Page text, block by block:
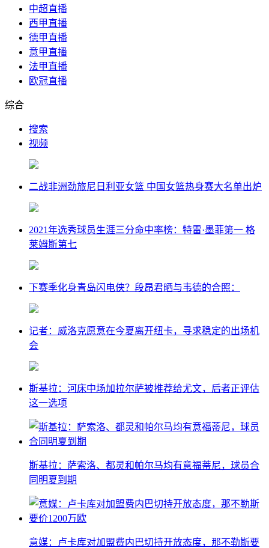
中超直播
西甲直播
德甲直播
意甲直播
法甲直播
欧冠直播
综合
搜索
视频
二战非洲劲旅尼日利亚女篮 中国女篮热身赛大名单出炉
2021年选秀球员生涯三分命中率榜：特雷·墨菲第一 格
莱姆斯第七
下赛季化身青岛闪电侠？段昂君晒与韦德的合照：
记者：威洛克愿意在今夏离开纽卡，寻求稳定的出场机
会
斯基拉：河床中场加拉尔萨被推荐给尤文，后者正评估
这一选项
斯基拉：萨索洛、都灵和帕尔马均有意福蒂尼，球员合
同明夏到期
意媒：卢卡库对加盟费内巴切持开放态度，那不勒斯要